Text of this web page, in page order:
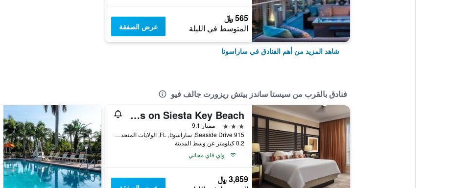
565 ﷼
المتوسط في الليلة عرض الصفقة
شاهد المزيد من أهم الفنادق في ساراسوتا
فنادق بالقرب من سيستا ساندز بيتش ريزورت جالف فيو
The Residences on Siesta Key Beach
3 نجوم
ممتاز 9.1
915 Seaside Drive, ساراسوتا, FL, الولايات المتحدة الأميريكية
0.2 كيلومتر عن وسط المدينة
واي فاي مجاني
3,859 ﷼